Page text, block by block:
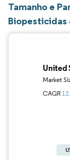
Tamanho e
Biopesticidas